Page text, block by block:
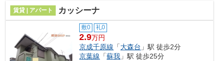
賃貸 | アパート カッシーナ
敷0 礼0
2.9万円
京成千原線 「大森台 」駅 徒歩2分
京葉線 「蘇我 」駅 徒歩25分